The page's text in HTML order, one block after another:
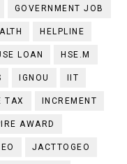
GOVERNMENT JOB
HELPLINE
LOAN HSE.M
IGNOU IIT
TAX INCREMENT
AWARD
JACTTOGEO